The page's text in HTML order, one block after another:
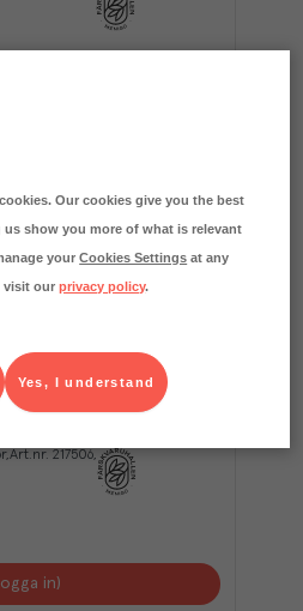
Art.nr. 217506
in)
Our cookies give you the best
show you more of what is relevant
yourCookies Settings at any
visit ourprivacy policy.
Yes, I understand